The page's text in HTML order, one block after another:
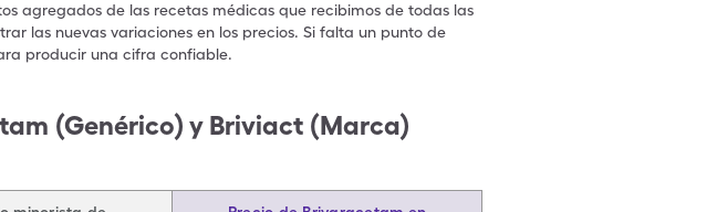
agregados de las recetas médicas que recibimos de todas las
las nuevas variaciones en los precios. Si falta un punto de
producir una cifra confiable.
(Genérico) y Briviact (Marca)